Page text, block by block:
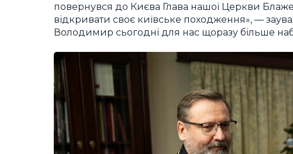
повернувся до Києва Глава нашої Церкви
відкривати своє київське походження», —
Володимир сьогодні для нас щоразу більше